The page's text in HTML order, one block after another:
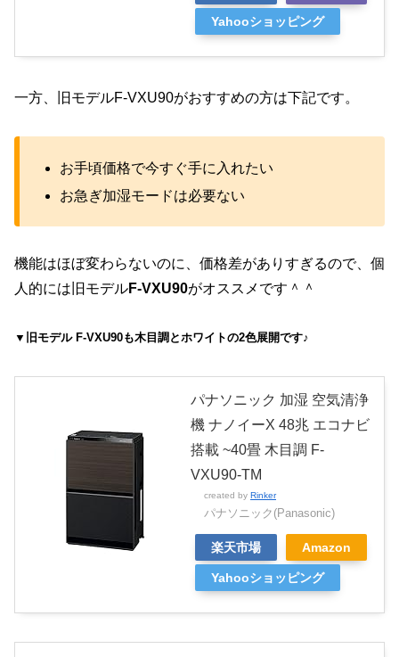
Yahooショッピング
一方、旧モデルF-VXU90がおすすめの方は下記です。
お手頃価格で今すぐ手に入れたい
お急ぎ加湿モードは必要ない
機能はほぼ変わらないのに、価格差がありすぎるので、個
人的には旧モデルF-VXU90がオススメです＾＾
▼旧モデル F-VXU90も木目調とホワイトの2色展開です♪
パナソニック 加湿 空気清浄
機 ナノイーX 48兆 エコナビ
搭載 ~40畳 木目調 F-
VXU90-TM
created by Rinker
パナソニック(Panasonic)
楽天市場 Amazon
Yahooショッピング